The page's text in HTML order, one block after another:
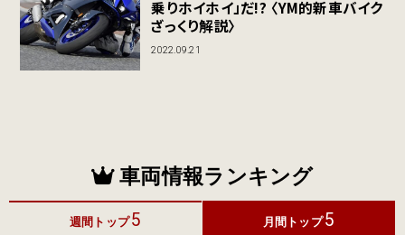
乗りホイホイ」だ!? 〈YM的新車バイク
ざっくり解説〉
2022.09.21
車両情報ランキング
週間トップ5 月間トップ 5